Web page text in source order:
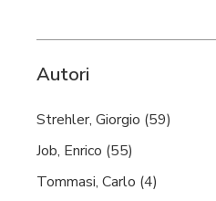
Autori
Strehler, Giorgio (59)
Job, Enrico (55)
Tommasi, Carlo (4)